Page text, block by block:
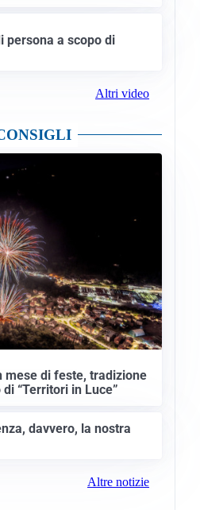
persona a scopo di
Altri video
mese di feste, tradizione
“Territori in Luce”
davvero, la nostra
Altre notizie